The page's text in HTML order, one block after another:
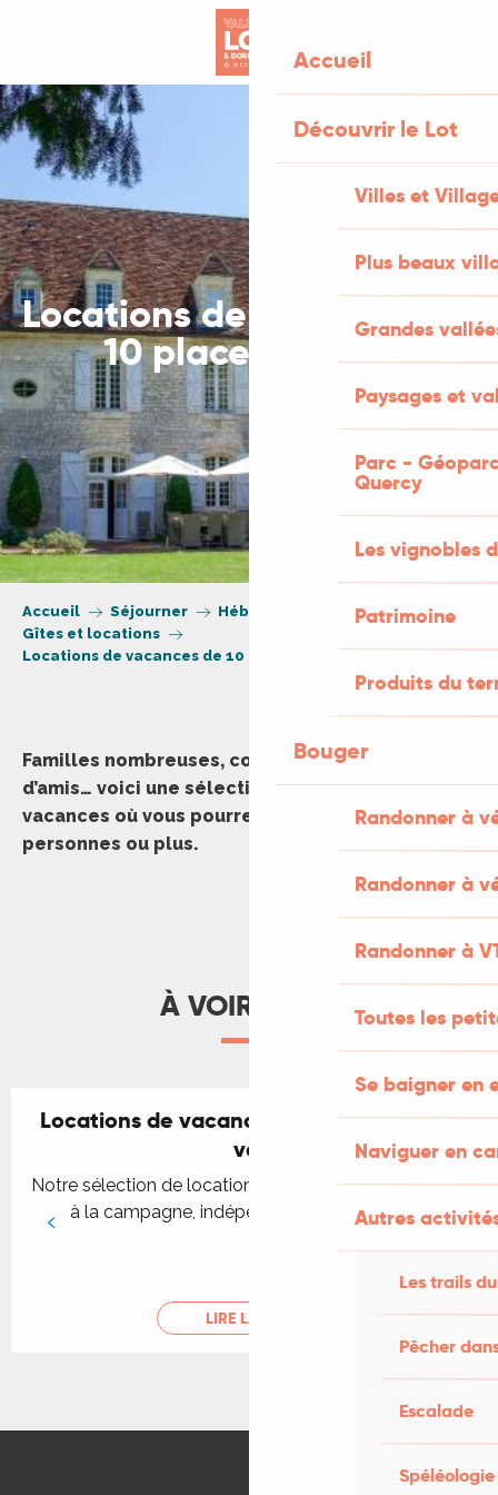
principal
Accueil
Découvrir le Lot
Villes et
Plus beaux
Grandes
Paysages et
Parc -
Quercy
Les vignobles
Patrimoine
Produits du
Bouger
Randonner à
Randonner à
Randonner à
Toutes les
Se baigner en
Naviguer en
Autres
Les trails
Pêcher
Escalade
Spéléologie
Locations de vacances de
10 places et plus
Accueil Séjourner
Hébergement
Gîtes et locations
Locations de vacances de 10 places et plus
Familles nombreuses, cousinades, groupe
d’amis… voici une sélection de locations de
vacances où vous pourrez séjourner à 10
personnes ou plus.
Le Hameau des Saveurs - La Métairie Haute
"Comme à la maison"
Domaine Les Calpres
Maison 14 p. avec piscine chauffée au centre de
Rapiette du Quercy - Les Grèzes
Les Poujades
À VOIR AUSSI
Locations de vacances pour se mettre au
vert
Notre sélection de locations de vacances de caractère
à la campagne, indépendantes et avec jardin.
LIRE LA SUITE